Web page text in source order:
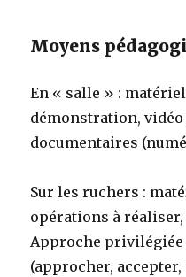
Moyens
En « salle » :
démonstration,
documentaires
Sur les ruchers :
opérations à
Approche
(approcher, accepter,